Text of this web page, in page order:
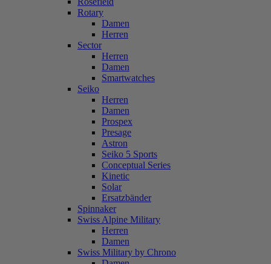
Rotary
Damen
Herren
Sector
Herren
Damen
Smartwatches
Seiko
Herren
Damen
Prospex
Presage
Astron
Seiko 5 Sports
Conceptual Series
Kinetic
Solar
Ersatzbänder
Spinnaker
Swiss Alpine Military
Herren
Damen
Swiss Military by Chrono